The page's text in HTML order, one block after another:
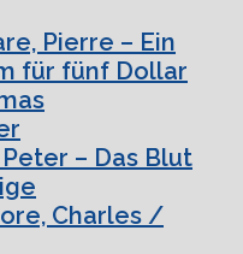
Pierre – Ein
für fünf Dollar
– Das Blut
Charles /